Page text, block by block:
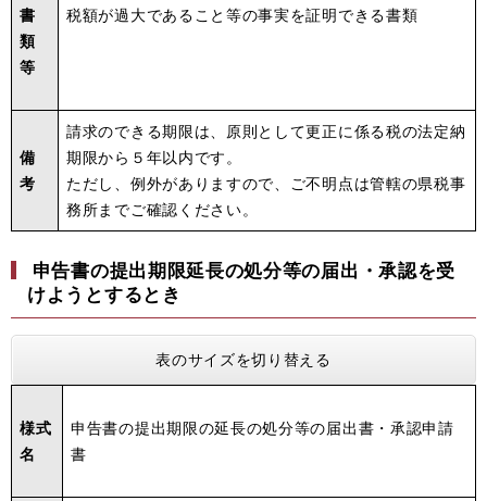
書
類
等
税額が過大であること等の事実を証明できる書類
備
考
請求のできる期限は、原則として更正に係る税の法定納
期限から５年以内です。
ただし、例外がありますので、ご不明点は管轄の県税事
務所までご確認ください。
申告書の提出期限延長の処分等の届出・承認を受
けようとするとき
表のサイズを切り替える
様式
名
申告書の提出期限の延長の処分等の届出書・承認申請
書